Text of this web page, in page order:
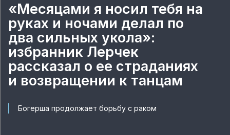
«Месяцами я носил тебя на
руках и ночами делал по
два сильных укола»:
избранник Лерчек
рассказал о ее страданиях
и возвращении к танцам
Богерша продолжает борьбу с раком